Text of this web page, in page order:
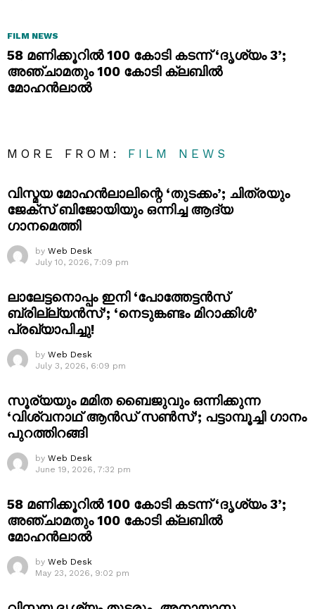
FILM NEWS
58 മണിക്കൂറിൽ 100 കോടി കടന്ന് ‘ദൃശ്യം 3’;
അഞ്ചാമതും 100 കോടി ക്ലബിൽ
മോഹൻലാൽ
MORE FROM: FILM NEWS
വിസ്മയ മോഹൻലാലിന്റെ ‘തുടക്കം’; ചിത്രയും
ജേക്സ് ബിജോയിയും ഒന്നിച്ച ആദ്യ
ഗാനമെത്തി
by Web Desk
July 10, 2026, 7:09 pm
ലാലേട്ടനൊപ്പം ഇനി ‘പോത്തേട്ടൻസ്
ബ്രില്ല്യൻസ്’; ‘നെടുങ്കണ്ടം മിറാക്കിൾ’
പ്രഖ്യാപിച്ചു!
by Web Desk
July 3, 2026, 6:09 pm
സൂര്യയും മമിത ബൈജുവും ഒന്നിക്കുന്ന
‘വിശ്വനാഥ് ആൻഡ് സൺസ്’; പട്ടാമ്പൂച്ചി ഗാനം
പുറത്തിറങ്ങി
by Web Desk
June 19, 2026, 7:32 pm
58 മണിക്കൂറിൽ 100 കോടി കടന്ന് ‘ദൃശ്യം 3’;
അഞ്ചാമതും 100 കോടി ക്ലബിൽ
മോഹൻലാൽ
by Web Desk
May 23, 2026, 9:02 pm